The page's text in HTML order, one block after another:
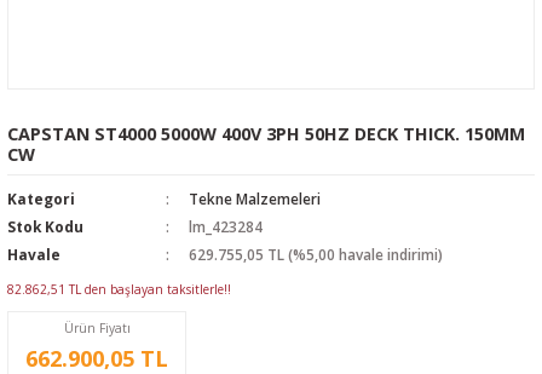
CAPSTAN ST4000 5000W 400V 3PH 50HZ DECK THICK. 150MM
CW
Kategori
Tekne Malzemeleri
Stok Kodu
lm_423284
Havale
629.755,05 TL (%5,00 havale indirimi)
82.862,51 TL den başlayan taksitlerle!!
Ürün Fiyatı
662.900,05 TL